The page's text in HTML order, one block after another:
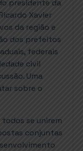
presidente da
Xavier
da região e
dos prefeitos
federais
civil
Uma
sobre o
se unirem
conjuntas